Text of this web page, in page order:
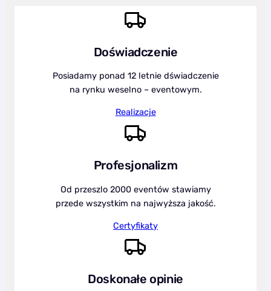
Doświadczenie
Posiadamy ponad 12 letnie dświadczenie
na rynku weselno – eventowym.
Realizacje
Profesjonalizm
Od przeszlo 2000 eventów stawiamy
przede wszystkim na najwyższa jakość.
Certyfikaty
Doskonałe opinie